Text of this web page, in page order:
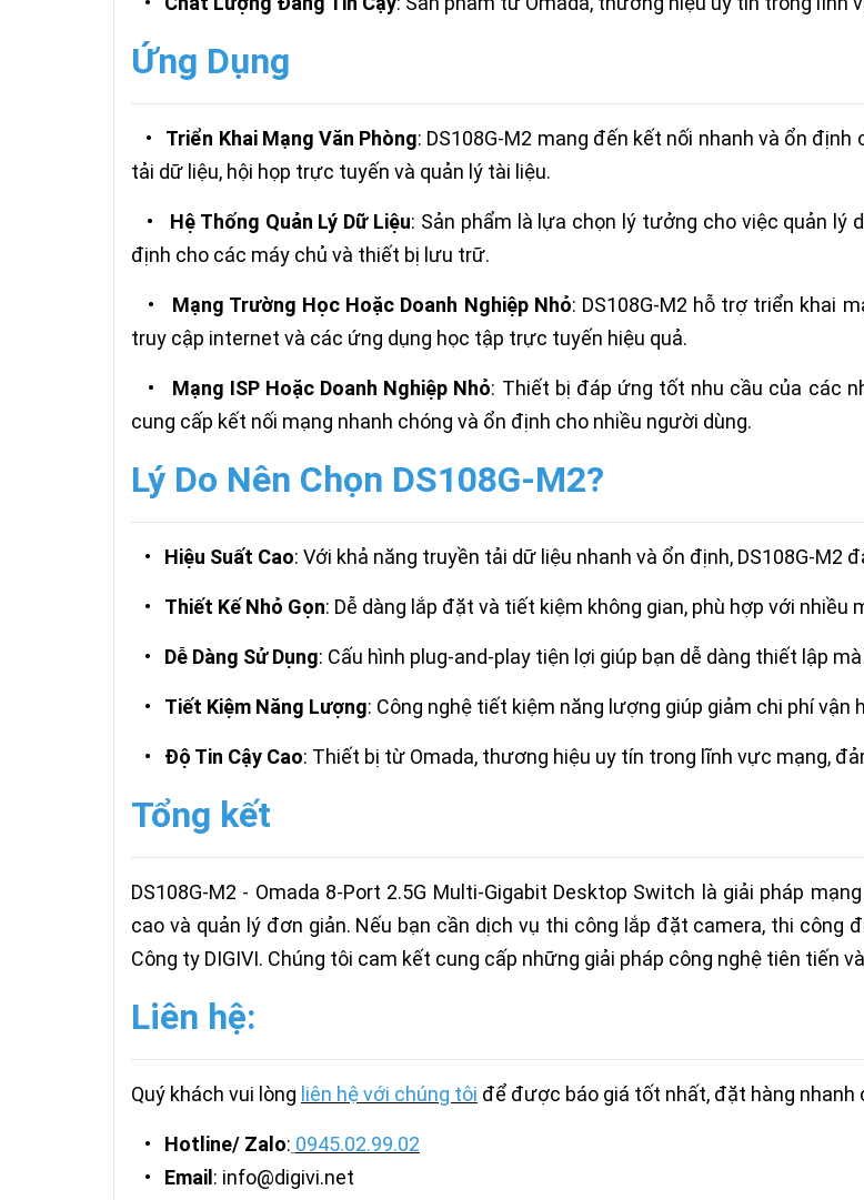
Ứng Dụng
• Triển Khai Mạng Văn Phòng: DS108G-M2 mang đến kết nối nhanh và ổn
tải dữ liệu, hội họp trực tuyến và quản lý tài liệu.
• Hệ Thống Quản Lý Dữ Liệu: Sản phẩm là lựa chọn lý tưởng cho việc quản lý
định cho các máy chủ và thiết bị lưu trữ.
• Mạng Trường Học Hoặc Doanh Nghiệp Nhỏ: DS108G-M2 hỗ trợ triển khai
truy cập internet và các ứng dụng học tập trực tuyến hiệu quả.
• Mạng ISP Hoặc Doanh Nghiệp Nhỏ: Thiết bị đáp ứng tốt nhu cầu của các
cung cấp kết nối mạng nhanh chóng và ổn định cho nhiều người dùng.
Lý Do Nên Chọn DS108G-M2?
• Hiệu Suất Cao: Với khả năng truyền tải dữ liệu nhanh và ổn định, DS108G-
• Thiết Kế Nhỏ Gọn: Dễ dàng lắp đặt và tiết kiệm không gian, phù hợp với nhiều
• Dễ Dàng Sử Dụng: Cấu hình plug-and-play tiện lợi giúp bạn dễ dàng thiết lập
• Tiết Kiệm Năng Lượng: Công nghệ tiết kiệm năng lượng giúp giảm chi phí vận
• Độ Tin Cậy Cao: Thiết bị từ Omada, thương hiệu uy tín trong lĩnh vực mạng,
Tổng kết
DS108G-M2 - Omada 8-Port 2.5G Multi-Gigabit Desktop Switch là giải pháp
cao và quản lý đơn giản. Nếu bạn cần dịch vụ thi công lắp đặt camera, thi công
Công ty DIGIVI. Chúng tôi cam kết cung cấp những giải pháp công nghệ tiên tiến
Liên hệ:
Quý khách vui lòng liên hệ với chúng tôi để được báo giá tốt nhất, đặt hàng nhanh
• Hotline/ Zalo: 0945.02.99.02
• Email : info@digivi.net